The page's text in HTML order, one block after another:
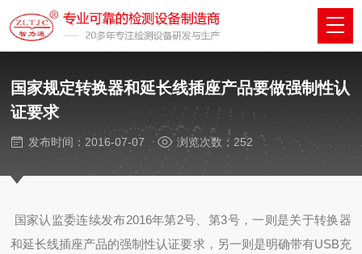
国家规定转换器和延长线插座产品要做强制性认
证要求
发布时间：2016-07-07 浏览次数：252
国家认监委连续发布2016年第2号、第3号，一则是关于转换器
和延长线插座产品的强制性认证要求，另一则是明确带有USB充